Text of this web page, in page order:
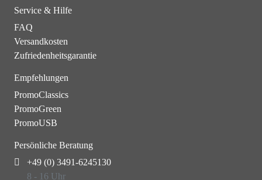
Service & Hilfe
FAQ
Versandkosten
Zufriedenheitsgarantie
Empfehlungen
PromoClassics
PromoGreen
PromoUSB
Persönliche Beratung
+49 (0) 3491-6245130
8 - 16 Uhr